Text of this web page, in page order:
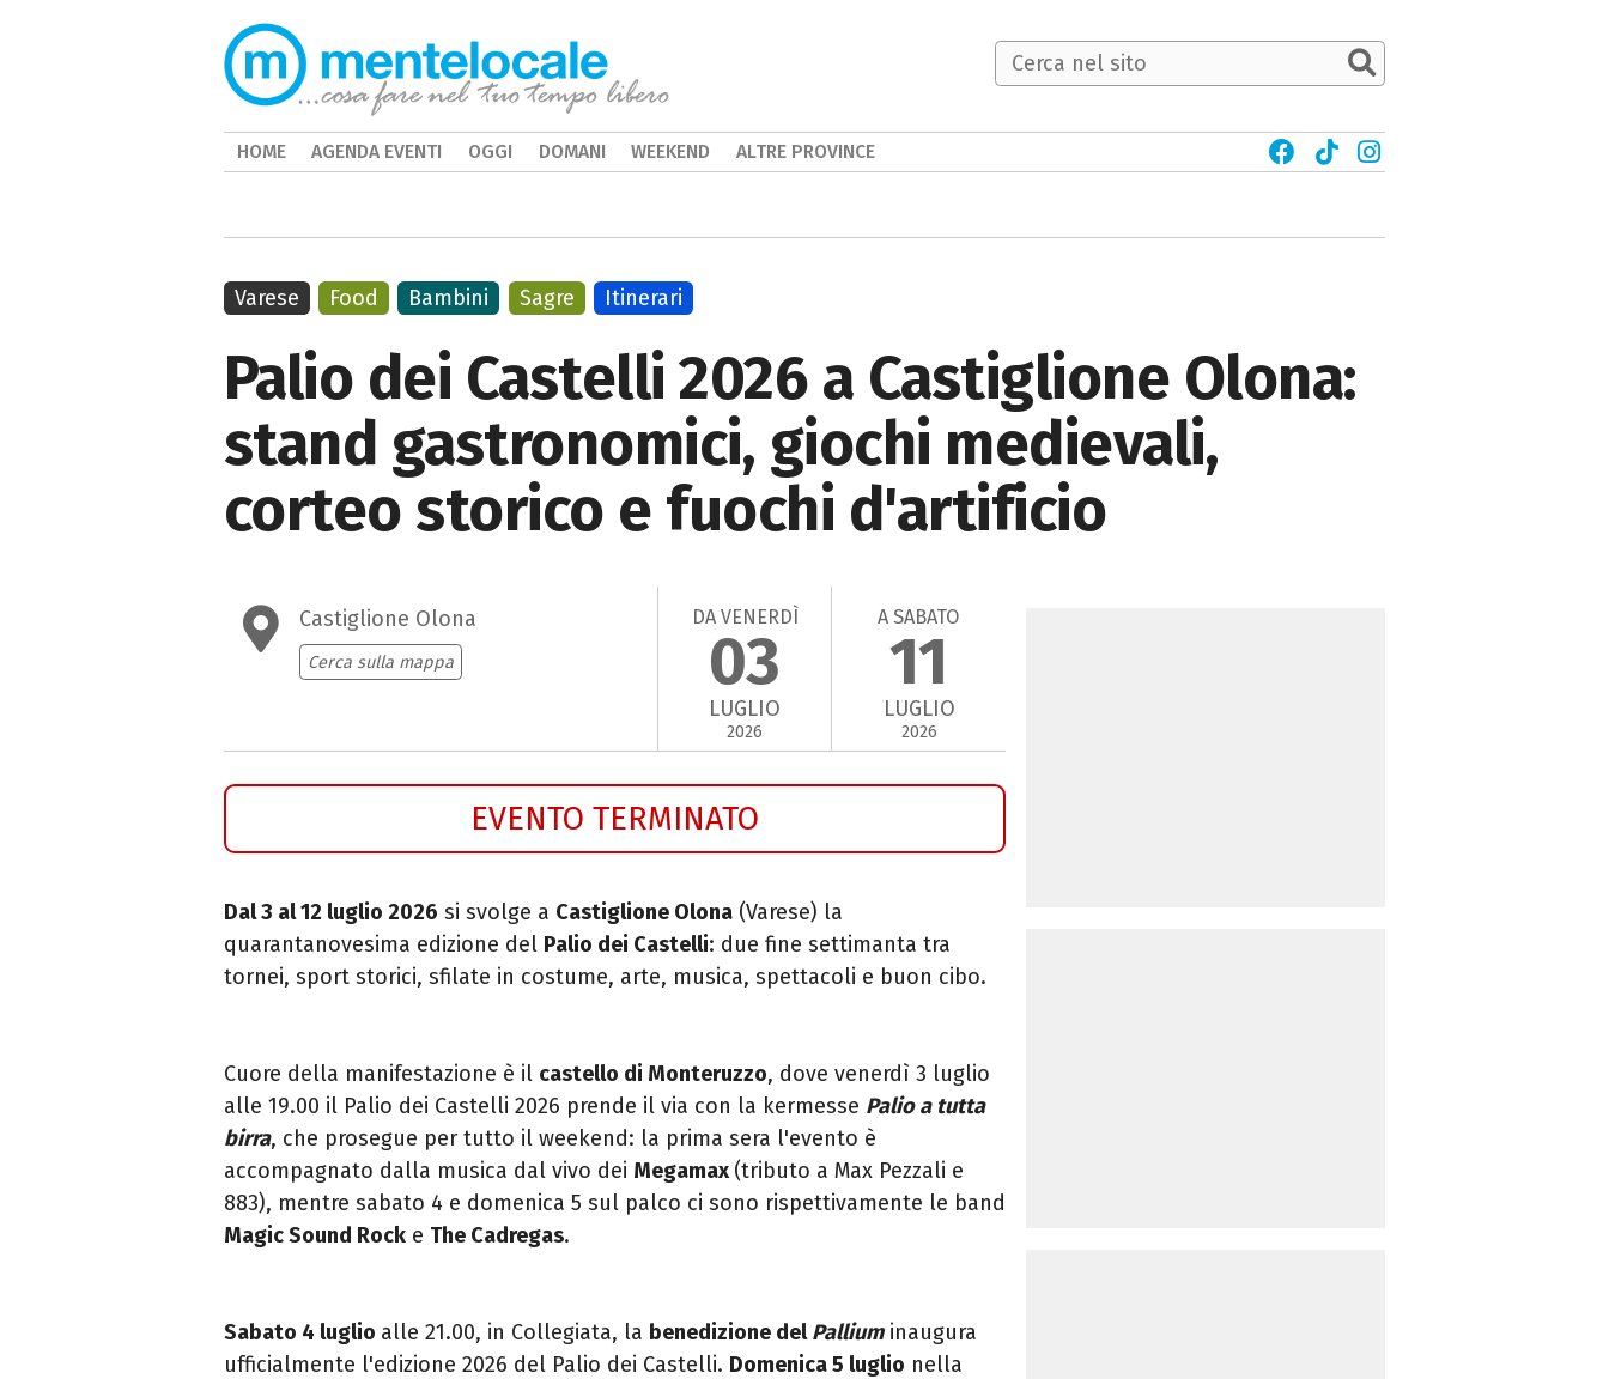
Palio dei Castelli 2026 a Castiglione Olona:
stand gastronomici, giochi medievali,
corteo storico e fuochi d'artificio
Castiglione Olona
Cerca sulla mappa
DA VENERDÌ
03
LUGLIO
2026
A SABATO
11
LUGLIO
2026
EVENTO TERMINATO
Dal 3 al 12 luglio 2026 si svolge a Castiglione Olona (Varese) la
quarantanovesima edizione del Palio dei Castelli: due fine settimanta tra
tornei, sport storici, sfilate in costume, arte, musica, spettacoli e buon cibo.
Cuore della manifestazione è il castello di Monteruzzo, dove venerdì 3 luglio
alle 19.00 il Palio dei Castelli 2026 prende il via con la kermesse Palio a tutta
birra, che prosegue per tutto il weekend: la prima sera l'evento è
accompagnato dalla musica dal vivo dei Megamax(tributo a Max Pezzali e
883), mentre sabato 4 e domenica 5 sul palco ci sono rispettivamente le band
Magic Sound Rock e The Cadregas.
Sabato 4 luglio alle 21.00, in Collegiata, la benedizione delPallium inaugura
ufficialmente l'edizione 2026 del Palio dei Castelli. Domenica 5 luglio nella
Varese Food Bambini Sagre Itinerari
HOME AGENDA EVENTI OGGI DOMANI WEEKEND ALTRE PROVINCE